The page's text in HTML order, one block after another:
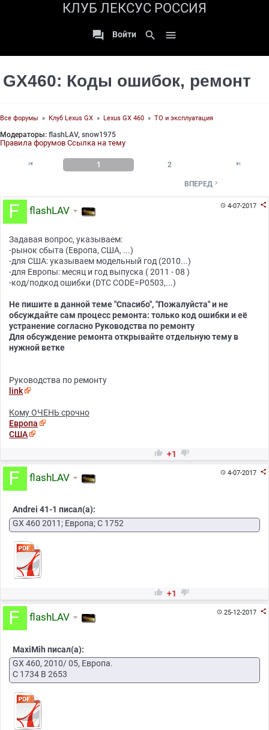
КЛУБ ЛЕКСУС РОССИЯ
 Войти search 
GX460: Коды ошибок, ремонт
Все форумы » Клуб Lexus GX » Lexus GX 460 » ТО и эксплуатация
Модераторы: flashLAV, snow1975
Правила форумов Ссылка на тему
 1 2 
ВПЕРЕД 
4-07-2017 
flashLAV
Задавая вопрос, указываем:
-рынок сбыта (Европа, США, ...)
-для США: указываем модельный год (2010...)
-для Европы: месяц и год выпуска ( 2011 - 08 )
-код/подкод ошибки (DTC CODE=P0503,...)
Не пишите в данной теме "Спасибо", "Пожалуйста" и не
обсуждайте сам процесс ремонта: только код ошибки и её
устранение согласно Руководства по ремонту
Для обсуждение ремонта открывайте отдельную тему в
нужной ветке
Руководства по ремонту
link
Кому ОЧЕНЬ срочно
Европа
США
 +1 
4-07-2017 
flashLAV
Andrei 41-1 писал(а):
GX 460 2011; Европа; С 1752
 +1 
25-12-2017 
flashLAV
MaxiMih писал(а):
GX 460, 2010/ 05, Европа.
C 1734 B 2653